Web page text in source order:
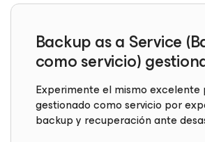
Backup as a Service
como servicio)
Experimente el mismo excelente
gestionado como servicio por
backup y recuperación ante